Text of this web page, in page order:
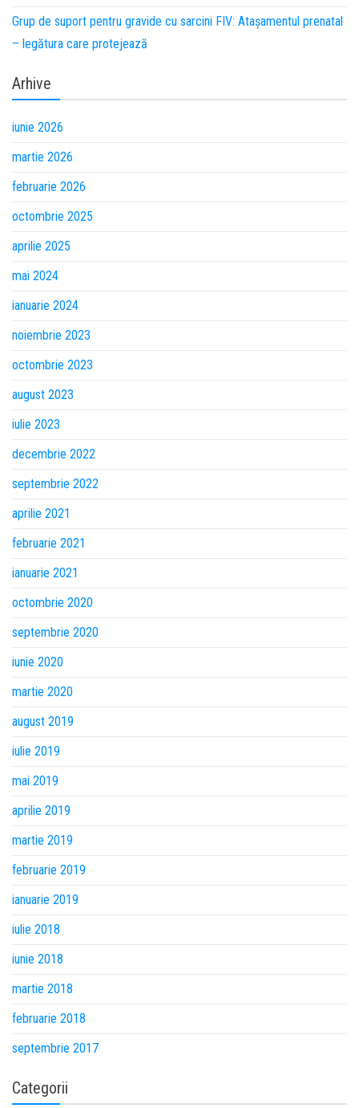
Grup de suport pentru gravide cu sarcini FIV: Atașamentul prenatal
– legătura care protejează
Arhive
iunie 2026
martie 2026
februarie 2026
octombrie 2025
aprilie 2025
mai 2024
ianuarie 2024
noiembrie 2023
octombrie 2023
august 2023
iulie 2023
decembrie 2022
septembrie 2022
aprilie 2021
februarie 2021
ianuarie 2021
octombrie 2020
septembrie 2020
iunie 2020
martie 2020
august 2019
iulie 2019
mai 2019
aprilie 2019
martie 2019
februarie 2019
ianuarie 2019
iulie 2018
iunie 2018
martie 2018
februarie 2018
septembrie 2017
Categorii